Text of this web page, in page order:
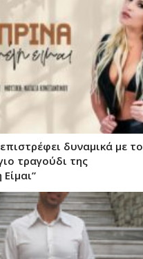
δυναμικά με το
τραγούδι της